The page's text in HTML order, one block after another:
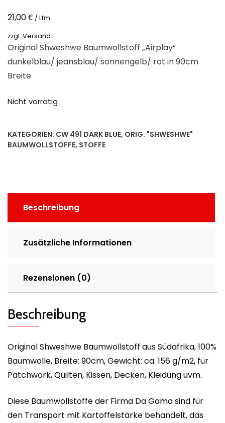
21,00€ / Lfm
zzgl. Versand
Original Shweshwe Baumwollstoff „Airplay“
dunkelblau/ jeansblau/ sonnengelb/ rot in 90cm
Breite
Nicht vorrätig
KATEGORIEN: CW 491 DARK BLUE, ORIG. "SHWESHWE"
BAUMWOLLSTOFFE, STOFFE
Beschreibung
Zusätzliche Informationen
Rezensionen (0)
Beschreibung
Original Shweshwe Baumwollstoff aus Südafrika, 100%
Baumwolle, Breite: 90cm, Gewicht: ca. 156 g/m2, für
Patchwork, Quilten, Kissen, Decken, Kleidung uvm.
Diese Baumwollstoffe der Firma Da Gama sind für
den Transport mit Kartoffelstärke behandelt, das